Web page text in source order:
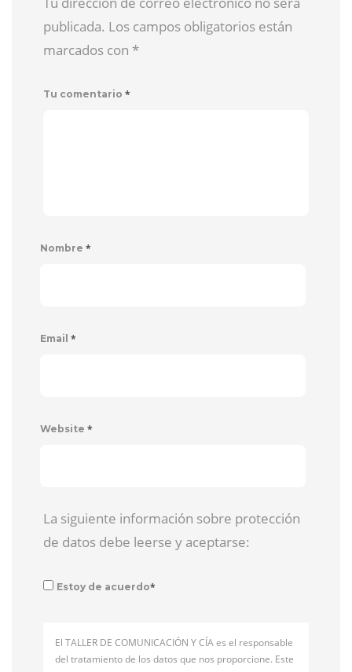
publicada. Los campos obligatorios están
marcados con *
Tu comentario *
Nombre *
Email *
Website *
La siguiente información sobre protección
de datos debe leerse y aceptarse:
Estoy de acuerdo*
El TALLER DE COMUNICACIÓN Y CÍA es el responsable
del tratamiento de los datos que nos proporcione. Este